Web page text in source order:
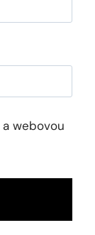
webovou